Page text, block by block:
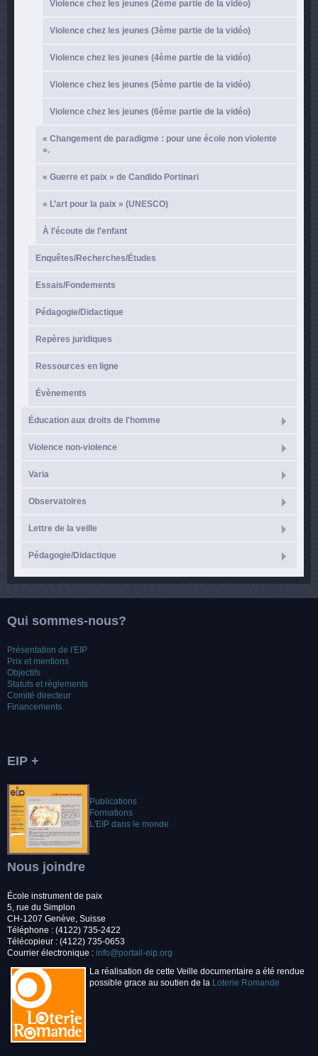
Violence chez les jeunes (2ème partie de la vidéo)
Violence chez les jeunes (3ème partie de la vidéo)
Violence chez les jeunes (4ème partie de la vidéo)
Violence chez les jeunes (5ème partie de la vidéo)
Violence chez les jeunes (6ème partie de la vidéo)
« Changement de paradigme : pour une école non violente
».
« Guerre et paix » de Candido Portinari
« L’art pour la paix » (UNESCO)
À l'écoute de l'enfant
Enquêtes/Recherches/Études
Essais/Fondements
Pédagogie/Didactique
Repères juridiques
Ressources en ligne
Évènements
Éducation aux droits de l'homme
Violence non-violence
Varia
Observatoires
Lettre de la veille
Pédagogie/Didactique
Qui sommes-nous?
Présentation de l'EIP
Prix et mentions
Objectifs
Statuts et règlements
Comité directeur
Financements
EIP +
Publications
Formations
L'EIP dans le monde
Nous joindre
École instrument de paix
5, rue du Simplon
CH-1207 Genève, Suisse
Téléphone : (4122) 735-2422
Télécopieur : (4122) 735-0653
Courrier électronique : info@portail-eip.org
La réalisation de cette Veille documentaire a été rendue
possible grace au soutien de la Loterie Romande